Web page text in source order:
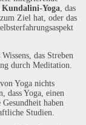
Kundalini-Yoga , das
Ziel hat, oder das
Wissens, das Streben
durch Meditation.
Yoga nichts
dass Yoga, einen
haben
Studien.